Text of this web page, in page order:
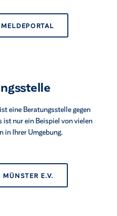
eine Beratungsstelle gegen
nur ein Beispiel von vielen
in Ihrer ​Umgebung.​
MÜNSTER E.V.